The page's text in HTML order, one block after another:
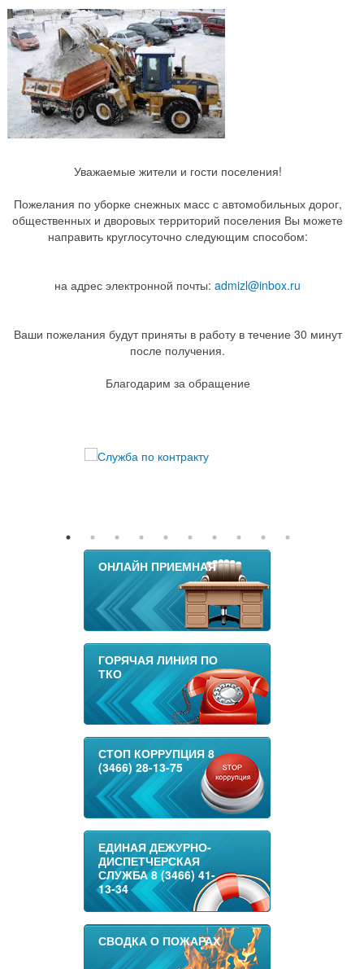
Уважаемые жители и гости поселения!
Пожелания по уборке снежных масс с автомобильных дорог,
общественных и дворовых территорий поселения Вы можете
направить круглосуточно следующим способом:
на адрес электронной почты: admizl@inbox.ru
Ваши пожелания будут приняты в работу в течение 30 минут
после получения.
Благодарим за обращение
ОНЛАЙН ПРИЕМНАЯ
ГОРЯЧАЯ ЛИНИЯ ПО
ТКО
СТОП КОРРУПЦИЯ 8
(3466) 28-13-75
ЕДИНАЯ ДЕЖУРНО-
ДИСПЕТЧЕРСКАЯ
СЛУЖБА 8 (3466) 41-
13-34
СВОДКА О ПОЖАРАХ